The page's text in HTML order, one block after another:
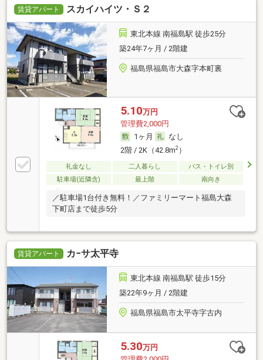
賃貸アパート スカイハイツ・Ｓ２
東北本線 南福島駅 徒歩25分
築24年7ヶ月 / 2階建
福島県福島市大森字本町裏
5.10万円
管理費2,000円
1ヶ月
なし
2階 / 2K（42.8m2）
礼金なし 二人暮らし
バス・トイレ別
駐車場(近隣含)
最上階 南向き
／駐車場1台付き無料！／ファミリーマート福島大森
下町店まで徒歩5分
賃貸アパート カ−サ太平寺
東北本線 南福島駅 徒歩15分
築22年9ヶ月 / 2階建
福島県福島市太平寺字古内
5.30万円